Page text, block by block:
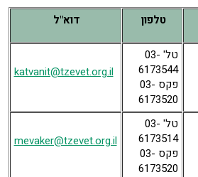
טלפון דוא"ל
טל' 03-
6173544
פקס 03-
6173520
katvanit@tzevet.org.il
טל' 03-
6173514
פקס 03-
6173520
mevaker@tzevet.org.il